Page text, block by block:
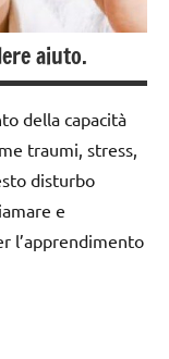
aiuto.
della capacità
traumi, stress,
disturbo
e
l’apprendimento